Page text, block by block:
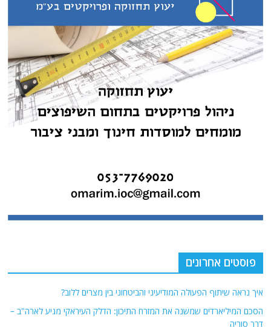
פוסטים אחרונים
איך נראה שיתוף הפעולה המודיעיני והביטחוני בין מצרים ללוב?
הסכם המיליארדים שמשנה את המזרח התיכון: הדלק העיראקי מגיע לארה"ב –
דרך סוריה